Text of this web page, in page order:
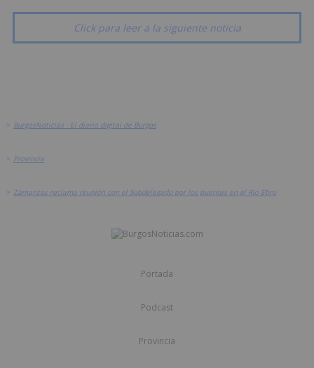
Click para leer a la siguiente noticia
> BurgosNoticias - El diario digital de Burgos
> Provincia
> Zamanzas reclama reunión con el Subdelegado por los puentes en el Rio Ebro
Portada
Podcast
Provincia